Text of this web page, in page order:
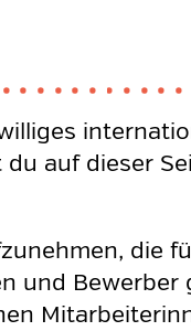
auf dieser
die
und Bewerber